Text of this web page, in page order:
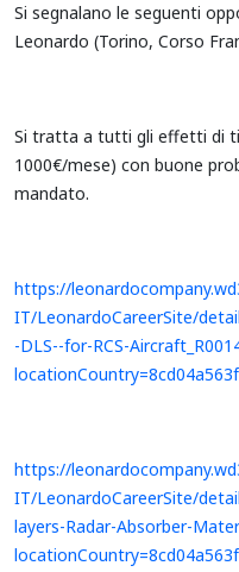
Si segnalano le seguenti
Leonardo (Torino, Corso
Si tratta a tutti gli effetti di
1000€/mese) con buone
mandato.
https://
IT/LeonardoCareerSite/
-DLS--for-RCS-
https://
IT/LeonardoCareerSite/
layers-Radar-Absorber-